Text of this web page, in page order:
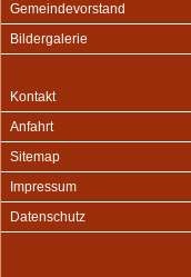
Gemeindevorstand
Bildergalerie
Kontakt
Anfahrt
Sitemap
Impressum
Datenschutz